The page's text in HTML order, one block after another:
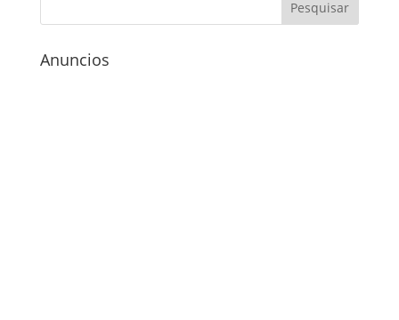
Anuncios